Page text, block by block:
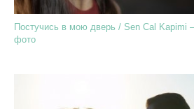
Постучись в мою дверь / Sen Cal Kapimi
фото